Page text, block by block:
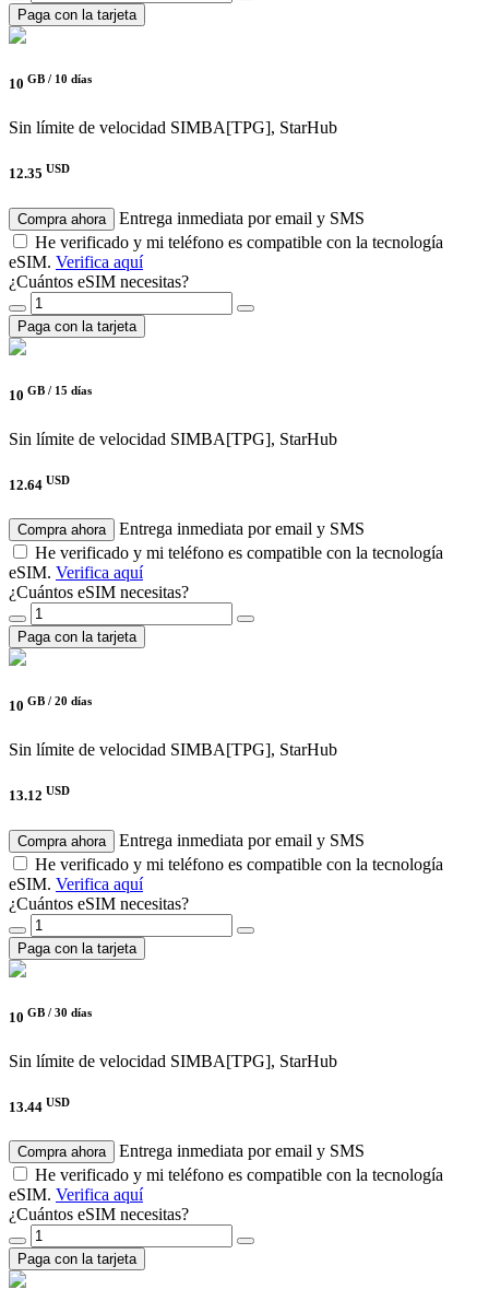
Paga con la tarjeta
10 GB / 10 días
Sin límite de velocidad SIMBA[TPG], StarHub
12.35 USD
Compra ahora
Entrega inmediata por email y SMS
He verificado y mi teléfono es compatible con la tecnología
eSIM. Verifica aquí
¿Cuántos eSIM necesitas?
Paga con la tarjeta
10 GB / 15 días
Sin límite de velocidad SIMBA[TPG], StarHub
12.64 USD
Compra ahora
Entrega inmediata por email y SMS
He verificado y mi teléfono es compatible con la tecnología
eSIM. Verifica aquí
¿Cuántos eSIM necesitas?
Paga con la tarjeta
10 GB / 20 días
Sin límite de velocidad SIMBA[TPG], StarHub
13.12 USD
Compra ahora
Entrega inmediata por email y SMS
He verificado y mi teléfono es compatible con la tecnología
eSIM. Verifica aquí
¿Cuántos eSIM necesitas?
Paga con la tarjeta
10 GB / 30 días
Sin límite de velocidad SIMBA[TPG], StarHub
13.44 USD
Compra ahora
Entrega inmediata por email y SMS
He verificado y mi teléfono es compatible con la tecnología
eSIM. Verifica aquí
¿Cuántos eSIM necesitas?
Paga con la tarjeta